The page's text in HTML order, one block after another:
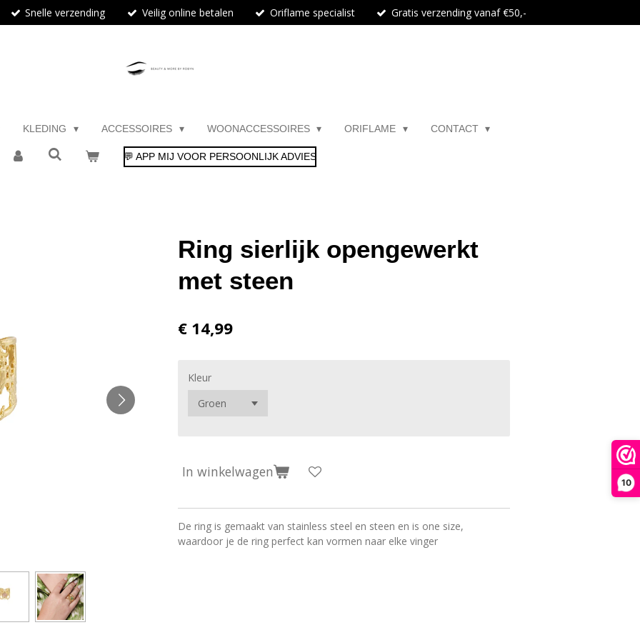
10
Snelle verzending Veilig online betalen Oriflame specialist Gratis verzending vanaf €50,-
KLEDING ACCESSOIRES WOONACCESSOIRES ORIFLAME CONTACT
💬 APP MIJ VOOR PERSOONLIJK ADVIES
Ring sierlijk opengewerkt
met steen
€ 14,99
Kleur
In winkelwagen
De ring is gemaakt van stainless steel en steen en is one size,
waardoor je de ring perfect kan vormen naar elke vinger